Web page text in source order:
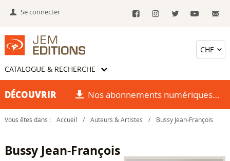
Se connecter
CATALOGUE & RECHERCHE
DÉCOUVRIR Nos abonnements numériques
Vous êtes dans : Accueil / Auteurs & Artistes / Bussy Jean-François
Bussy Jean-François